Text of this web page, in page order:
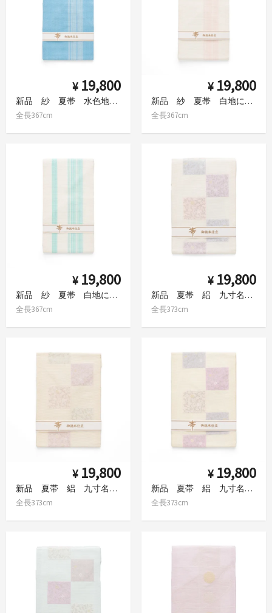
¥ 19,800
新品 紗 夏帯 水色地に白色の縞
全長367cm
¥ 19,800
新品 紗 夏帯 白地に桜色の縞
全長367cm
¥ 19,800
新品 紗 夏帯 白地に青緑色の縞
全長367cm
¥ 19,800
新品 夏帯 絽 九寸名古屋帯 市松唐花 白
全長373cm
¥ 19,800
新品 夏帯 絽 九寸名古屋帯 市松唐花 ベージュ
全長373cm
¥ 19,800
新品 夏帯 絽 九寸名古屋帯 市松唐花 薄卵
全長373cm